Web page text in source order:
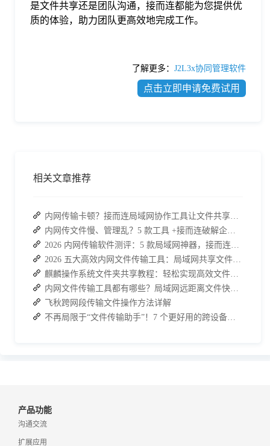
是文件共享还是团队沟通，接而连都能为您提供优
质的体验，助力团队更高效地完成工作。
了解更多： J2L3x协同管理软件
点击立即申请免费试用
相关文章推荐
内网传输卡顿？接而连局域网协作工具让文件共享效率升级
内网传文件慢、管理乱？5 款工具 +接而连破解企业办公传输困局
2026 内网传输软件测评：5 款局域网神器，接而连凭实力 C 位出道
2026 五大高效内网文件传输工具：局域网共享文件的最佳解决方案
麒麟操作系统文件夹共享教程：轻松实现高效文件共享
内网文件传输工具都有哪些？局域网远距离文件快速传输神器
飞秋跨网段传输文件操作方法详解
不再局限于“文件传输助手”！7 个更好用的跨设备传输 App 推荐！
产品功能
沟通交流
扩展应用